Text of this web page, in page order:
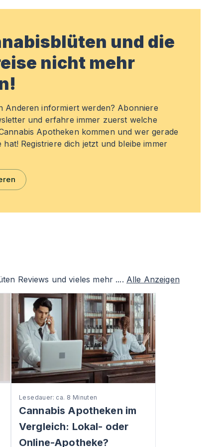
und die
nicht mehr
Anderen informiert werden? Abonniere
und erfahre immer zuerst welche
Apotheken kommen und wer gerade
hat! Registriere dich jetzt und bleibe immer
Reviews und vieles mehr .... Alle Anzeigen
Lesedauer: ca. 8 Minuten
Cannabis Apotheken im
Vergleich: Lokal- oder
Online-Apotheke?